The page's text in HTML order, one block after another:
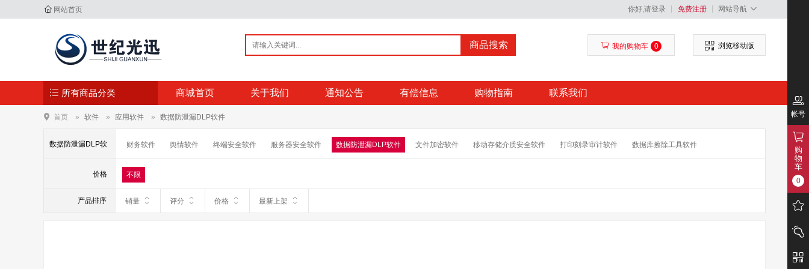
网站首页 你好,请登录 免费注册 网站导航
商品搜索 我的购物车 0 浏览移动版
所有商品分类 商城首页 关于我们 通知公告 有偿信息 购物指南 联系我们
首页 软件 应用软件 数据防泄漏DLP软件
数据防泄漏DLP软 财务软件 舆情软件 终端安全软件 服务器安全软件 数据防泄漏DLP软件 文件加密软件 移动存储介质安全软件 打印刻录审计软件 数据库擦除工具软件
日志审计软件
价格
不限
产品排序 销量 评分 价格 最新上架
帐号
购
物
车
0